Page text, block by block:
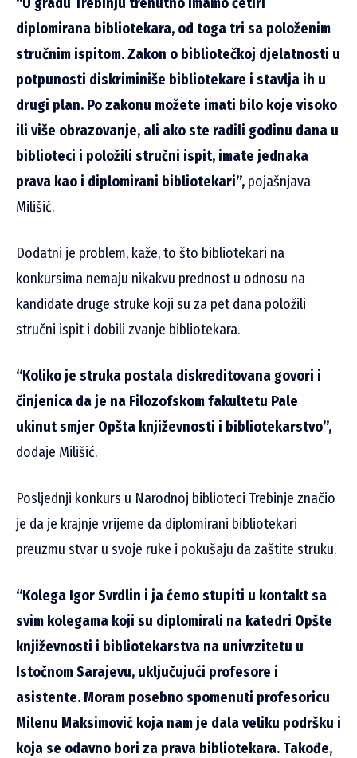
diplomirana bibliotekara, od toga tri sa položenim
stručnim ispitom. Zakon o bibliotečkoj djelatnosti u
potpunosti diskriminiše bibliotekare i stavlja ih u
drugi plan. Po zakonu možete imati bilo koje visoko
ili više obrazovanje, ali ako ste radili godinu dana u
biblioteci i položili stručni ispit, imate jednaka
prava kao i diplomirani bibliotekari”, pojašnjava
Milišić.
Dodatni je problem, kaže, to što bibliotekari na
konkursima nemaju nikakvu prednost u odnosu na
kandidate druge struke koji su za pet dana položili
stručni ispit i dobili zvanje bibliotekara.
“Koliko je struka postala diskreditovana govori i
činjenica da je na Filozofskom fakultetu Pale
ukinut smjer Opšta književnosti i bibliotekarstvo”,
dodaje Milišić.
Posljednji konkurs u Narodnoj biblioteci Trebinje značio
je da je krajnje vrijeme da diplomirani bibliotekari
preuzmu stvar u svoje ruke i pokušaju da zaštite struku.
“Kolega Igor Svrdlin i ja ćemo stupiti u kontakt sa
svim kolegama koji su diplomirali na katedri Opšte
književnosti i bibliotekarstva na univrzitetu u
Istočnom Sarajevu, uključujući profesore i
asistente. Moram posebno spomenuti profesoricu
Milenu Maksimović koja nam je dala veliku podršku i
koja se odavno bori za prava bibliotekara. Takođe,